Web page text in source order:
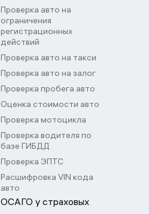
Проверка авто на
ограничения
регистрационных
действий
Проверка авто на такси
Проверка авто на залог
Проверка пробега авто
Оценка стоимости авто
Проверка мотоцикла
Проверка водителя по
базе ГИБДД
Проверка ЭПТС
Расшифровка VIN кода
авто
ОСАГО у страховых